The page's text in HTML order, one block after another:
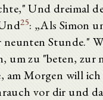
Und dreimal
25: „Als Simon
neunten Stunde."
um zu "beten, zur
am Morgen will
vor dir und